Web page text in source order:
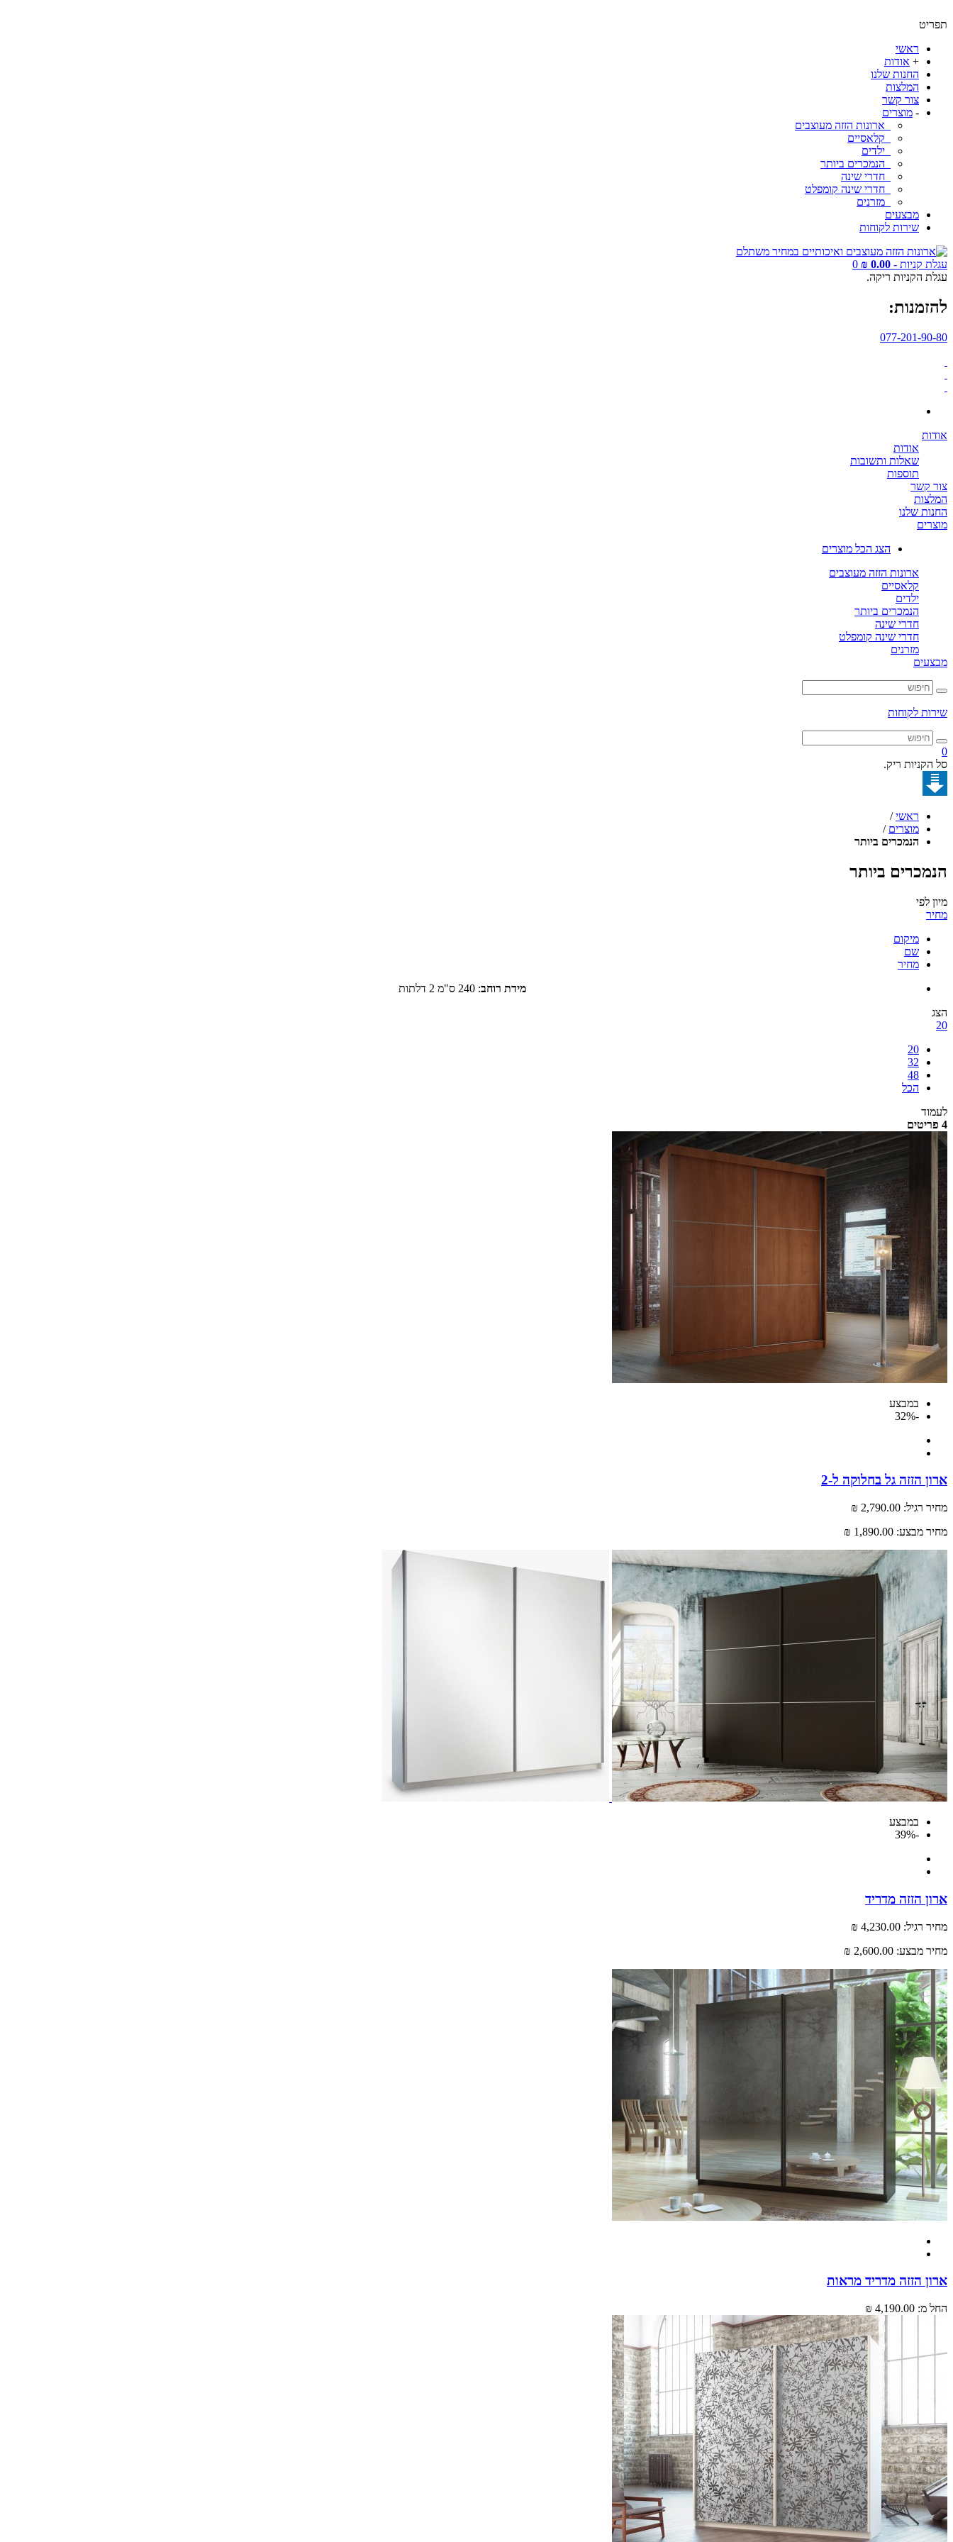
תפריט
ראשי
+ אודות
החנות שלנו
המלצות
צור קשר
- מוצרים
ארונות הזזה מעוצבים
קלאסיים
ילדים
הנמכרים ביותר
חדרי שינה
חדרי שינה קומפלט
מזרנים
מבצעים
שירות לקוחות
עגלת קניות - 0.00 ₪
0
עגלת הקניות ריקה.
להזמנות:
077-201-90-80
אודות
אודות
שאלות ותשובות
תוספות
צור קשר
המלצות
החנות שלנו
מוצרים
הצג הכל מוצרים
ארונות הזזה מעוצבים
קלאסיים
ילדים
הנמכרים ביותר
חדרי שינה
חדרי שינה קומפלט
מזרנים
מבצעים
שירות לקוחות
0
סל הקניות ריק.
ראשי /
מוצרים /
הנמכרים ביותר
הנמכרים ביותר
מיון לפי
מחיר
מיקום
שם
מחיר
מידת רוחב: 240 ס"מ 2 דלתות
הצג
20
20
32
48
הכל
לעמוד
4 פריטים
במבצע
-32%
ארון הזזה גל בחלוקה ל-2
מחיר רגיל: 2,790.00 ₪
מחיר מבצע: 1,890.00 ₪
במבצע
-39%
ארון הזזה מדריד
מחיר רגיל: 4,230.00 ₪
מחיר מבצע: 2,600.00 ₪
ארון הזזה מדריד מראות
החל מ: 4,190.00 ₪